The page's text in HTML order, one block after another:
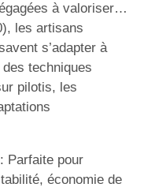
à valoriser…
les artisans
s’adapter à
techniques
pilotis, les
Parfaite pour
économie de